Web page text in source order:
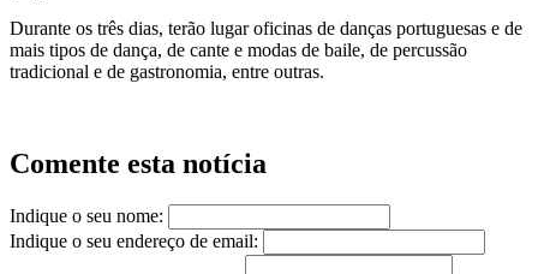
Durante os três dias, terão lugar oficinas de danças portuguesas e de
mais tipos de dança, de cante e modas de baile, de percussão
tradicional e de gastronomia, entre outras.
Comente esta notícia
Indique o seu nome:
Indique o seu endereço de email: